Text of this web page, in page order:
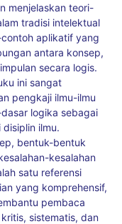
menjelaskan teori-
tradisi intelektual
aplikatif yang
antara konsep,
secara logis.
ini sangat
pengkaji ilmu-ilmu
logika sebagai
ilmu.
bentuk-bentuk
kesalahan
satu referensi
yang komprehensif,
pembaca
sistematis, dan